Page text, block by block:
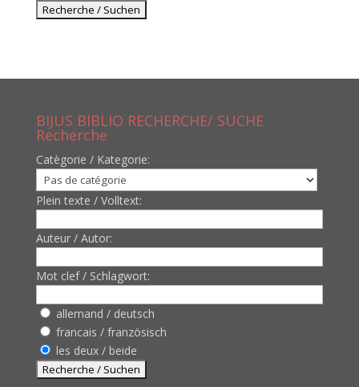
BIJUS BIBLIO RECHERCHE/ SUCHE
Recherche
Catègorie / Kategorie:
Plein texte / Volltext:
Auteur / Autor:
Mot clef / Schlagwort:
allemand / deutsch
francais / französisch
les deux / beide